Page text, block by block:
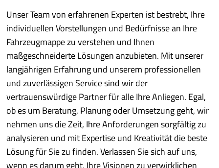
Unser Team von erfahrenen Experten ist bestrebt, Ihre
individuellen Vorstellungen und Bedürfnisse an Ihre
Fahrzeugmappe zu verstehen und Ihnen
maßgeschneiderte Lösungen anzubieten. Mit unserer
langjährigen Erfahrung und unserem professionellen
und zuverlässigen Service sind wir der
vertrauenswürdige Partner für alle Ihre Anliegen. Egal,
ob es um Beratung, Planung oder Umsetzung geht, wir
nehmen uns die Zeit, Ihre Anforderungen sorgfältig zu
analysieren und mit Expertise und Kreativität die beste
Lösung für Sie zu finden. Verlassen Sie sich auf uns,
wenn es darum geht, Ihre Visionen zu verwirklichen